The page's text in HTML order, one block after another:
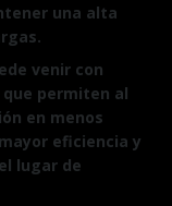
una alta
venir con
permiten al
en menos
eficiencia y
lugar de